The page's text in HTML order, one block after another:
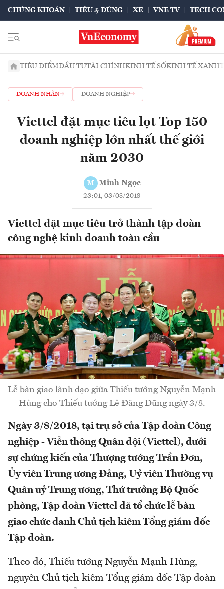
CHỨNG KHOÁN TIÊU & DÙNG XE VNE TV TECH
TIÊU ĐIỂMĐẦU TƯTÀI CHÍNHKINH TẾ SỐKINH TẾ XANH
DOANH NHÂN DOANH NGHIỆP
Viettel đặt mục tiêu lọt Top 150
doanh nghiệp lớn nhất thế giới
năm 2030
M Minh Ngọc
23:01, 03/08/2018
Viettel đặt mục tiêu trở thành tập đoàn
công nghệ kinh doanh toàn cầu
Lễ bàn giao lãnh đạo giữa Thiếu tướng Nguyễn Mạnh
Hùng cho Thiếu tướng Lê Đăng Dũng ngày 3/8.
Ngày 3/8/2018, tại trụ sở của Tập đoàn Công
nghiệp - Viễn thông Quân đội (Viettel), dưới
sự chứng kiến của Thượng tướng Trần Đơn,
Ủy viên Trung ương Đảng, Uỷ viên Thường vụ
Quân uỷ Trung ương, Thứ trưởng Bộ Quốc
phòng, Tập đoàn Viettel đã tổ chức lễ bàn
giao chức danh Chủ tịch kiêm Tổng giám đốc
Tập đoàn.
Theo đó, Thiếu tướng Nguyễn Mạnh Hùng,
nguyên Chủ tịch kiêm Tổng giám đốc Tập đoàn